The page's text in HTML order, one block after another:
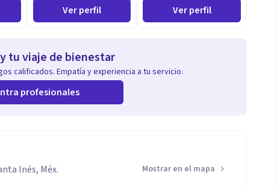
Ver perfil Ver perfil
tu viaje de bienestar
calificados. Empatía y experiencia a tu servicio.
profesionales
Inés, Méx.
Mostrar en el mapa